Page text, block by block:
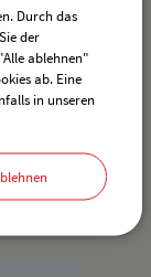
Durch das
der
ablehnen"
ab. Eine
in unseren